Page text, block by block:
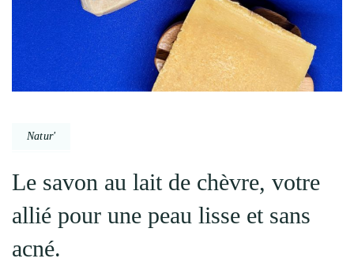
Natur'
Le savon au lait de chèvre, votre
allié pour une peau lisse et sans
acné.